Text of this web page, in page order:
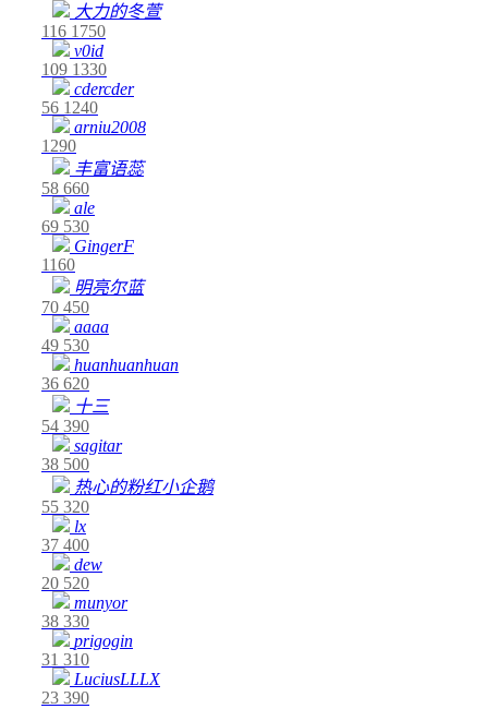
大力的冬萱
116 1750
v0id
109 1330
cdercder
56 1240
arniu2008
1290
丰富语蕊
58 660
ale
69 530
GingerF
1160
明亮尔蓝
70 450
aaaa
49 530
huanhuanhuan
36 620
十三
54 390
sagitar
38 500
热心的粉红小企鹅
55 320
lx
37 400
dew
20 520
munyor
38 330
prigogin
31 310
LuciusLLLX
23 390